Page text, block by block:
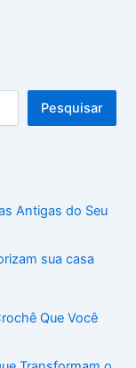
Pesquisar
Antigas do Seu
sua casa
Que Você